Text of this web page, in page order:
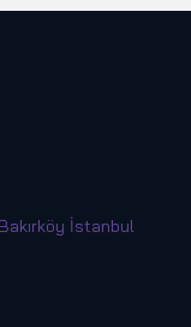
İstanbul